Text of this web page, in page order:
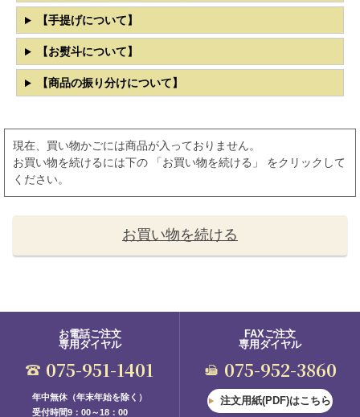
【手提げについて】
【お熨斗について】
【商品の振り分けについて】
現在、買い物かごには商品が入っておりません。
お買い物を続けるには下の 「お買い物を続ける」 をクリックして
ください。
お買い物を続ける
お電話ご注文
専用ダイヤル
075-951-1401
年中無休（年末年始を除く）
受付時間9：00～18：00
FAXご注文
専用ダイヤル
075-952-3860
注文用紙(PDF)はこちら